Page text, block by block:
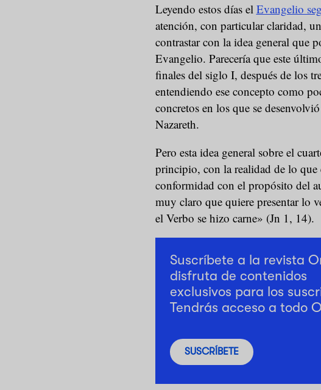
Leyendo estos días el Evangelio
atención, con particular claridad,
contrastar con la idea general que
Evangelio. Parecería que este
finales del siglo I, después de los
entendiendo ese concepto como
concretos en los que se
Nazareth.
Pero esta idea general sobre el
principio, con la realidad de lo que
conformidad con el propósito del
muy claro que quiere presentar lo
el Verbo se hizo carne» (Jn 1, 14).
Suscríbete a la revista
disfruta de contenidos
exclusivos para los
Tendrás acceso a todo
SUSCRÍBETE